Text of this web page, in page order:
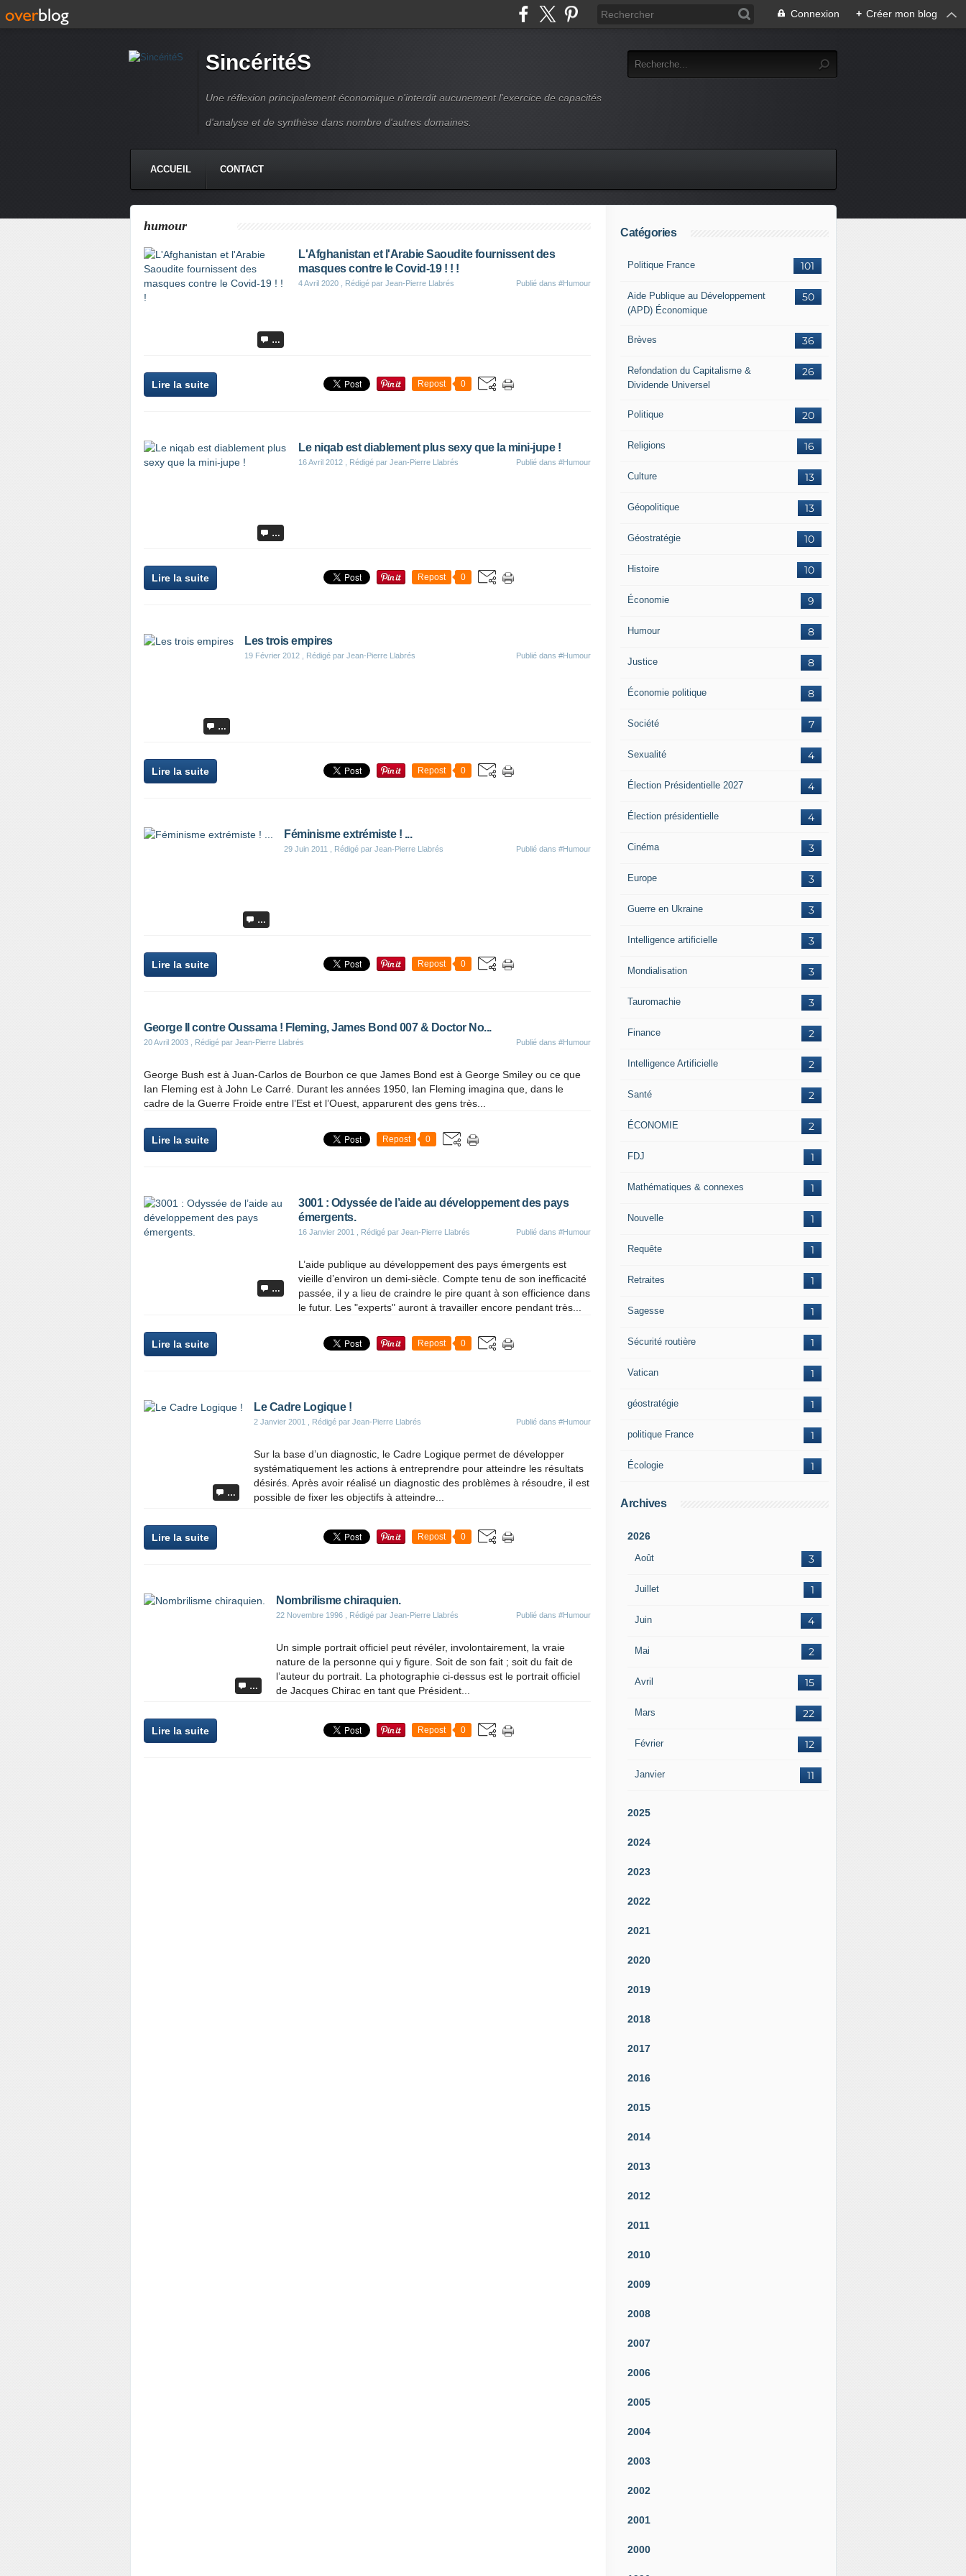
Connexion + Créer mon blog
SincéritéS
Une réflexion principalement économique n'interdit aucunement l'exercice de capacités
d'analyse et de synthèse dans nombre d'autres domaines.
ACCUEIL CONTACT
humour
…
L'Afghanistan et l'Arabie Saoudite fournissent des
masques contre le Covid-19 ! ! !
4 Avril 2020 , Rédigé par Jean-Pierre Llabrés Publié dans #Humour
Lire la suite Repost 0
…
Le niqab est diablement plus sexy que la mini-jupe !
16 Avril 2012 , Rédigé par Jean-Pierre Llabrés Publié dans #Humour
Lire la suite Repost 0
…
Les trois empires
19 Février 2012 , Rédigé par Jean-Pierre Llabrés Publié dans #Humour
Lire la suite Repost 0
…
Féminisme extrémiste ! ...
29 Juin 2011 , Rédigé par Jean-Pierre Llabrés Publié dans #Humour
Lire la suite Repost 0
George II contre Oussama ! Fleming, James Bond 007 & Doctor No...
20 Avril 2003 , Rédigé par Jean-Pierre Llabrés Publié dans #Humour
George Bush est à Juan-Carlos de Bourbon ce que James Bond est à George Smiley ou ce que
Ian Fleming est à John Le Carré. Durant les années 1950, Ian Fleming imagina que, dans le
cadre de la Guerre Froide entre l’Est et l’Ouest, apparurent des gens très...
Lire la suite Repost 0
…
3001 : Odyssée de l’aide au développement des pays
émergents.
16 Janvier 2001 , Rédigé par Jean-Pierre Llabrés Publié dans #Humour
L’aide publique au développement des pays émergents est
vieille d’environ un demi-siècle. Compte tenu de son inefficacité
passée, il y a lieu de craindre le pire quant à son efficience dans
le futur. Les "experts" auront à travailler encore pendant très...
Lire la suite Repost 0
…
Le Cadre Logique !
2 Janvier 2001 , Rédigé par Jean-Pierre Llabrés Publié dans #Humour
Sur la base d’un diagnostic, le Cadre Logique permet de développer
systématiquement les actions à entreprendre pour atteindre les résultats
désirés. Après avoir réalisé un diagnostic des problèmes à résoudre, il est
possible de fixer les objectifs à atteindre...
Lire la suite Repost 0
…
Nombrilisme chiraquien.
22 Novembre 1996 , Rédigé par Jean-Pierre Llabrés Publié dans #Humour
Un simple portrait officiel peut révéler, involontairement, la vraie
nature de la personne qui y figure. Soit de son fait ; soit du fait de
l’auteur du portrait. La photographie ci-dessus est le portrait officiel
de Jacques Chirac en tant que Président...
Lire la suite Repost 0
Catégories
101
Politique France
50
Aide Publique au Développement
(APD) Économique
36
Brèves
26
Refondation du Capitalisme &
Dividende Universel
20
Politique
16
Religions
13
Culture
13
Géopolitique
10
Géostratégie
10
Histoire
9
Économie
8
Humour
8
Justice
8
Économie politique
7
Société
4
Sexualité
4
Élection Présidentielle 2027
4
Élection présidentielle
3
Cinéma
3
Europe
3
Guerre en Ukraine
3
Intelligence artificielle
3
Mondialisation
3
Tauromachie
2
Finance
2
Intelligence Artificielle
2
Santé
2
ÉCONOMIE
1
FDJ
1
Mathématiques & connexes
1
Nouvelle
1
Requête
1
Retraites
1
Sagesse
1
Sécurité routière
1
Vatican
1
géostratégie
1
politique France
1
Écologie
Archives
2026
Août 3
Juillet 1
Juin 4
Mai 2
Avril 15
Mars 22
Février 12
Janvier 11
2025
2024
2023
2022
2021
2020
2019
2018
2017
2016
2015
2014
2013
2012
2011
2010
2009
2008
2007
2006
2005
2004
2003
2002
2001
2000